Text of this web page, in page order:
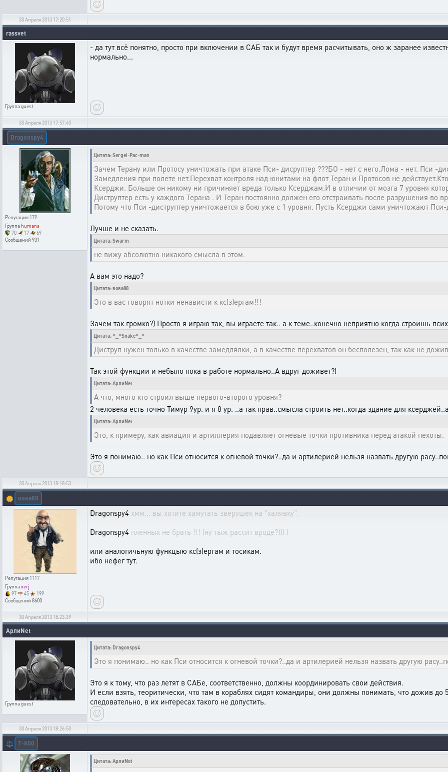
30 Апреля 2013 17:20:51
rassvet
Группаguest
- да тут всё понятно, просто при включении в САБ так и будут время расчитывать, оно ж заранее
нормально...
30 Апреля 2013 17:57:40
Dragonspy4
Репутация 179
Группаhumans
70
17
69
Сообщений 931
Цитата: Sergei-Pac-man
Зачем Терану или Протосу уничтожать при атаке Пси- дисруптер ???БО - нет с него.Лома - нет. Пси -
Замедления при полете нет.Перехват контроля над юнитами на флот Теран и Протосов не
Ксерджи. Больше он никому ни причиняет вреда только Ксерджам.И в отличии от мозга 7 уровня
Диструптер есть у каждого Терана . И Теран постоянно должен его отстраивать после разрушения во
Потому что Пси -диструптер уничтожается в бою уже с 1 уровня. Пусть Ксерджи сами уничтожают
Лучше и не сказать.
Цитата: Swarm
не вижу абсолютно никакого смысла в этом.
А вам это надо?
Цитата: вова88
Это в вас говорят нотки ненависти к кс(з)ергам!!!
Зачем так громко?) Просто я играю так, вы играете так.. а к теме..конечно неприятно когда строишь
Цитата: ^_^Snake^_^
Диструп нужен только в качестве замедлялки, а в качестве перехватов он бесполезен, так как не
Так этой функции и небыло пока в работе нормально..А вдруг доживет?)
Цитата: АрлиNet
А что, много кто строил выше первого-второго уровня?
2 человека есть точно Тимур 9ур. и я 8 ур. ..а так прав..смысла строить нет..когда здание для
Цитата: АрлиNet
Это, к примеру, как авиация и артиллерия подавляет огневые точки противника перед атакой пехоты.
Это я понимаю.. но как Пси относится к огневой точки?..да и артилерией нельзя назвать другую
30 Апреля 2013 18:18:53
🌼 вова88
Репутация 1117
Группаxerj
97
45
199
Сообщений 8600
Dragonspy4 хмм... вы хотите хамутать зверушек на "халявку".
Dragonspy4 пленных не брать !!! (ну тыж рассит вроде?))) )
или аналогичьную функцыю кс(з)ергам и тосикам.
ибо нефег тут.
30 Апреля 2013 18:23:39
АрлиNet
Группаguest
Цитата: Dragonspy4
Это я понимаю.. но как Пси относится к огневой точки?..да и артилерией нельзя назвать другую
Это я к тому, что раз летят в САБе, соответственно, должны координировать свои действия.
И если взять, теоритически, что там в кораблях сидят командиры, они должны понимать, что дожив до
следовательно, в их интересах такого не допустить.
30 Апреля 2013 18:26:50
⚖️ T-800
Цитата: АрлиNet